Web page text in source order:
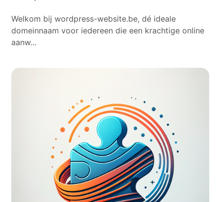
Welkom bij wordpress-website.be, dé ideale
domeinnaam voor iedereen die een krachtige online
aanw...